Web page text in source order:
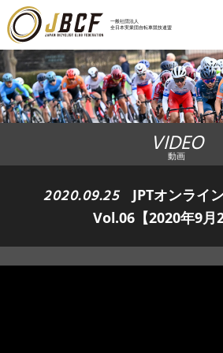
一般社団法人
全日本実業団自転車競技連盟
ニュース
レース日程
ランキング
レース結果
チーム・選
競技ガイド
VIDEO
動画
2020.09.25
JPTオンライ
Vol.06【2020年9月